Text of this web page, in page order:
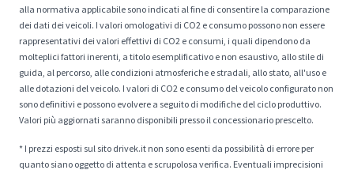
alla normativa applicabile sono indicati al fine di consentire la comparazione
dei dati dei veicoli. I valori omologativi di CO2 e consumo possono non essere
rappresentativi dei valori effettivi di CO2 e consumi, i quali dipendono da
molteplici fattori inerenti, a titolo esemplificativo e non esaustivo, allo stile di
guida, al percorso, alle condizioni atmosferiche e stradali, allo stato, all'uso e
alle dotazioni del veicolo. I valori di CO2 e consumo del veicolo configurato non
sono definitivi e possono evolvere a seguito di modifiche del ciclo produttivo.
Valori più aggiornati saranno disponibili presso il concessionario prescelto.
* I prezzi esposti sul sito drivek.it non sono esenti da possibilità di errore per
quanto siano oggetto di attenta e scrupolosa verifica. Eventuali imprecisioni